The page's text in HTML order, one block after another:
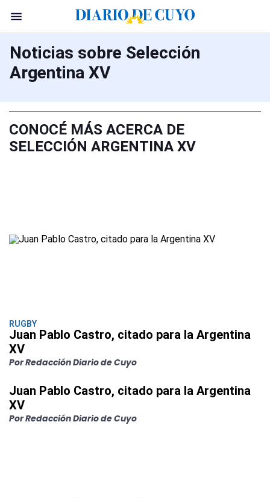
Noticias sobre Selección
Argentina XV
CONOCÉ MÁS ACERCA DE
SELECCIÓN ARGENTINA XV
RUGBY
Juan Pablo Castro, citado para la Argentina
XV
Por Redacción Diario de Cuyo
Juan Pablo Castro, citado para la Argentina
XV
Por Redacción Diario de Cuyo